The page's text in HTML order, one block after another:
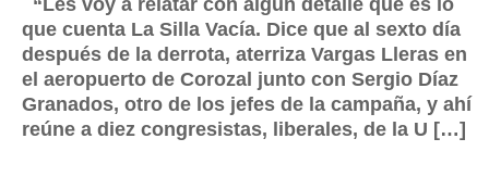
“Les voy a relatar con algún detalle qué es lo
que cuenta La Silla Vacía. Dice que al sexto día
después de la derrota, aterriza Vargas Lleras en
el aeropuerto de Corozal junto con Sergio Díaz
Granados, otro de los jefes de la campaña, y ahí
reúne a diez congresistas, liberales, de la U […]